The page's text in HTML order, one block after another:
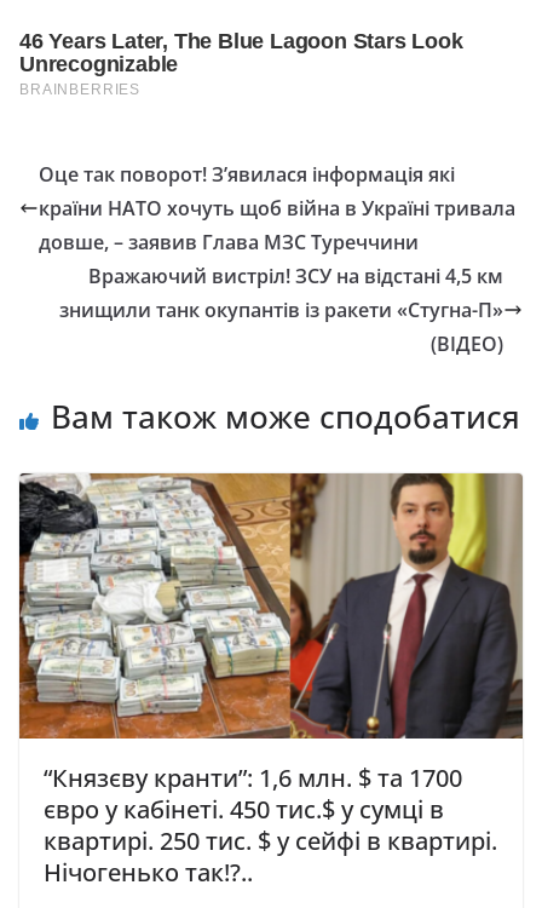
Оце так поворот! З’явилася інформація які
країни НАТО хочуть щоб війна в Україні тривала
довше, – заявив Глава МЗС Туреччини
Вражаючий вистріл! ЗСУ на відстані 4,5 км
знищили танк окупантів із ракети «Стугна-П»
(ВІДЕО)
Вам також може сподобатися
“Князєву кранти”: 1,6 млн. $ та 1700
євро у кабінеті. 450 тис.$ у сумці в
квартирі. 250 тис. $ у сейфі в квартирі.
Нічогенько так!?..